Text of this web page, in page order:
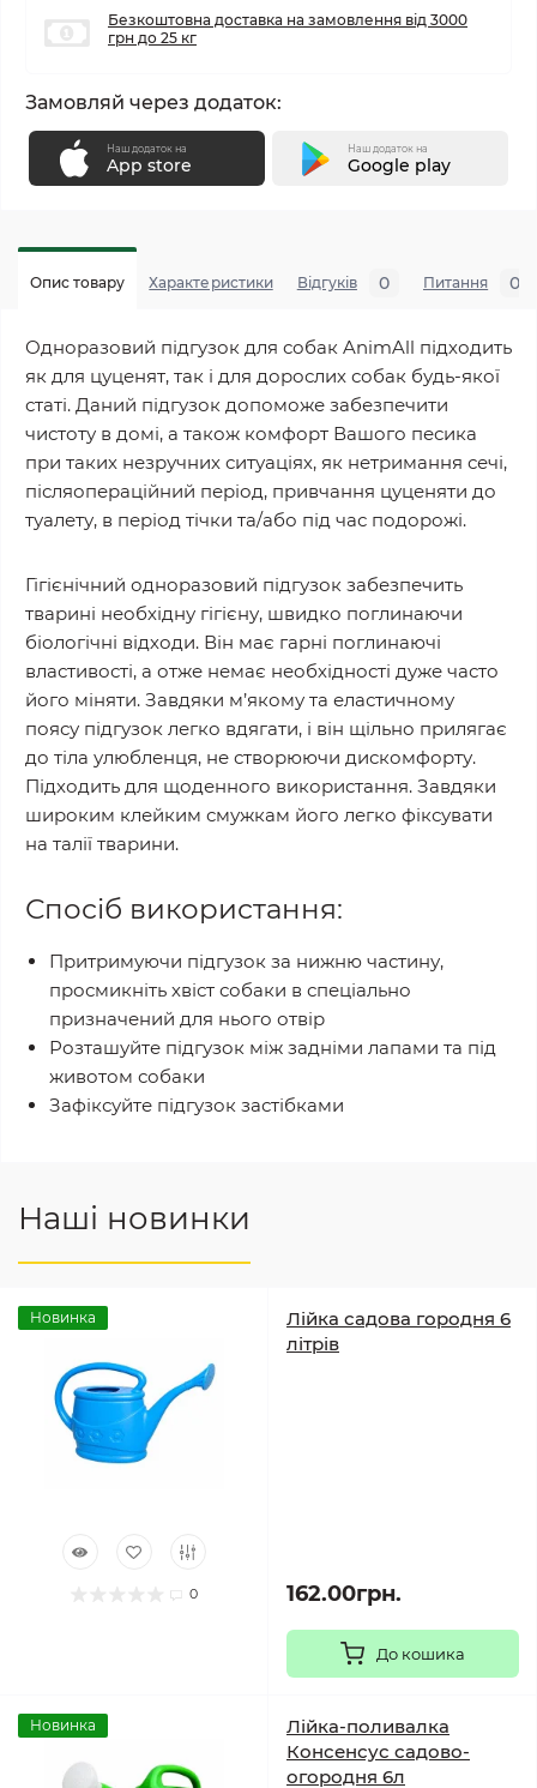
Безкоштовна доставка на замовлення від 3000
грн до 25 кг
Замовляй через додаток:
Наш додаток на
App store
Наш додаток на
Google play
Опис товару Характеристики Відгуків 0 Питання 0
Одноразовий підгузок для собак AnimAll підходить
як для цуценят, так і для дорослих собак будь-якої
статі. Даний підгузок допоможе забезпечити
чистоту в домі, а також комфорт Вашого песика
при таких незручних ситуаціях, як нетримання сечі,
післяопераційний період, привчання цуценяти до
туалету, в період тічки та/або під час подорожі.
Гігієнічний одноразовий підгузок забезпечить
тварині необхідну гігієну, швидко поглинаючи
біологічні відходи. Він має гарні поглинаючі
властивості, а отже немає необхідності дуже часто
його міняти. Завдяки м’якому та еластичному
поясу підгузок легко вдягати, і він щільно прилягає
до тіла улюбленця, не створюючи дискомфорту.
Підходить для щоденного використання. Завдяки
широким клейким смужкам його легко фіксувати
на талії тварини.
Спосіб використання:
Притримуючи підгузок за нижню частину,
просмикніть хвіст собаки в спеціально
призначений для нього отвір
Розташуйте підгузок між задніми лапами та під
животом собаки
Зафіксуйте підгузок застібками
Наші новинки
Новинка
0
Лійка садова городня 6
літрів
162.00грн.
До кошика
Новинка
Лійка-поливалка
Консенсус садово-
огородня 6л